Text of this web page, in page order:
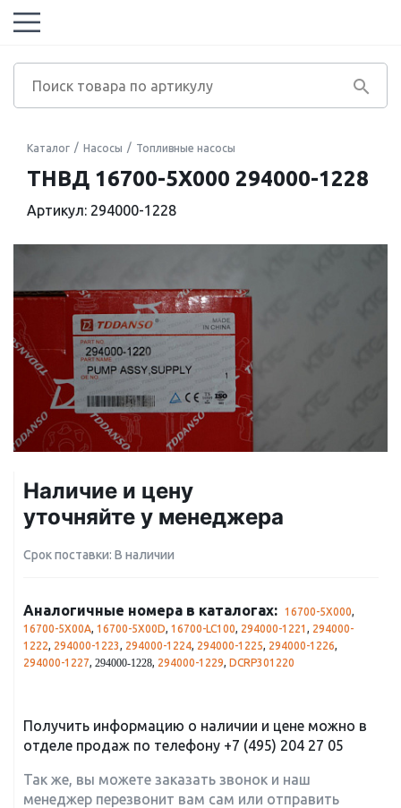
Каталог Насосы Топливные насосы
ТНВД 16700-5X000 294000-1228
Артикул: 294000-1228
Наличие и цену
уточняйте у менеджера
Срок поставки: В наличии
Аналогичные номера в каталогах: 16700-5X000,
16700-5X00A, 16700-5X00D, 16700-LC100, 294000-1221 , 294000-
1222, 294000-1223, 294000-1224, 294000-1225, 294000-1226,
294000-1227, 294000-1228, 294000-1229, DCRP301220
Получить информацию о наличии и цене можно в
отделе продаж по телефону +7 (495) 204 27 05
Так же, вы можете заказать звонок и наш
менеджер перезвонит вам сам или отправить